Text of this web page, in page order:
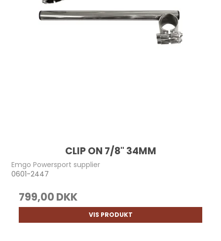
CLIP ON 7/8" 34MM
Emgo Powersport supplier
0601-2447
799,00 DKK
VIS PRODUKT